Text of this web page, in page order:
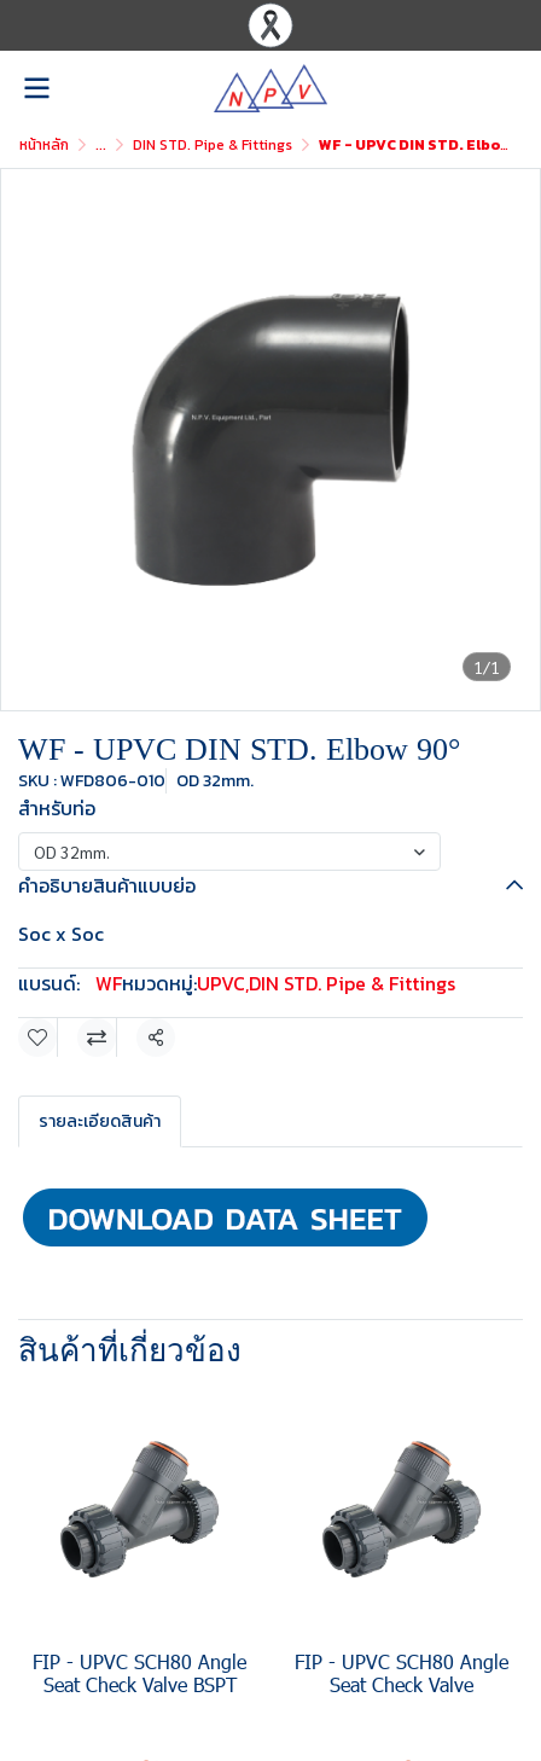
หน้าหลัก ... DIN STD. Pipe & Fittings WF - UPVC DIN STD. Elbow 90°
1/1
WF - UPVC DIN STD. Elbow 90°
SKU : WFD806-010 OD 32mm.
สำหรับท่อ
OD 32mm.
คำอธิบายสินค้าแบบย่อ
Soc x Soc
แบรนด์: WFหมวดหมู่:UPVC,DIN STD. Pipe & Fittings
แชร์
รายละเอียดสินค้า
สินค้าที่เกี่ยวข้อง
FIP - UPVC SCH80 Angle
Seat Check Valve BSPT
FIP - UPVC SCH80 Angle
Seat Check Valve